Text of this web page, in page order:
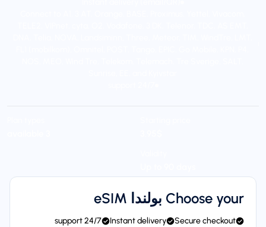
Choose your بولندا eSIM
Secure checkout
Instant delivery
24/7 support